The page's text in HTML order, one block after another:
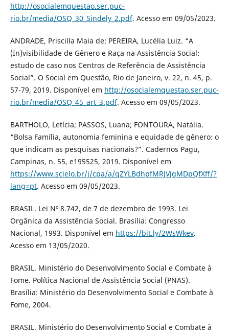
http://osocialemquestao.ser.puc-
rio.br/media/OSQ_30_Sindely_2.pdf. Acesso em 09/05/2023.
ANDRADE, Priscilla Maia de; PEREIRA, Lucélia Luiz. “A
(In)visibilidade de Gênero e Raça na Assistência Social:
estudo de caso nos Centros de Referência de Assistência
Social”. O Social em Questão, Rio de Janeiro, v. 22, n. 45, p.
57-79, 2019. Disponível em http://osocialemquestao.ser.puc-
rio.br/media/OSQ_45_art_3.pdf. Acesso em 09/05/2023.
BARTHOLO, Letícia; PASSOS, Luana; FONTOURA, Natália.
“Bolsa Família, autonomia feminina e equidade de gênero: o
que indicam as pesquisas nacionais?”. Cadernos Pagu,
Campinas, n. 55, e195525, 2019. Disponível em
https://www.scielo.br/j/cpa/a/qZYLBdhpfMRJVjgMDpQfXff/?
lang=pt. Acesso em 09/05/2023.
BRASIL. Lei Nº 8.742, de 7 de dezembro de 1993. Lei
Orgânica da Assistência Social. Brasília: Congresso
Nacional, 1993. Disponível em https://bit.ly/2WsWkev.
Acesso em 13/05/2020.
BRASIL. Ministério do Desenvolvimento Social e Combate à
Fome. Política Nacional de Assistência Social (PNAS).
Brasília: Ministério do Desenvolvimento Social e Combate à
Fome, 2004.
BRASIL. Ministério do Desenvolvimento Social e Combate à